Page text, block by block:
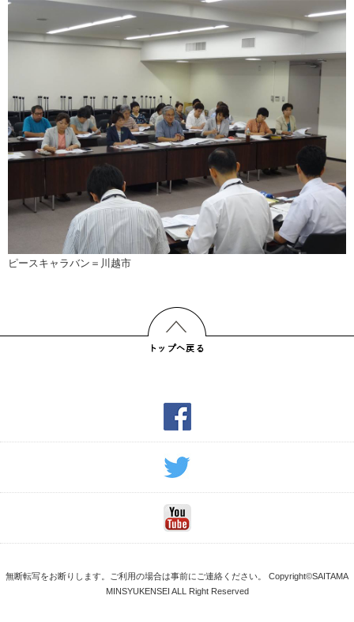
ピースキャラバン＝川越市
無断転写をお断りします。ご利用の場合は事前にご連絡ください。 Copyright©SAITAMA
MINSYUKENSEI ALL Right Reserved